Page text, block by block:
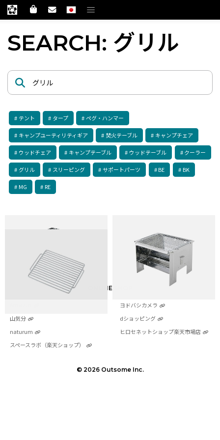
SEARCH: グリル
テント タープ ペグ・ハンマー
キャンプユーティリティギア 焚火テーブル キャンプチェア
ウッドチェア キャンプテーブル ウッドテーブル クーラー
グリル スリーピング サポートパーツ BE BK
MG RE
ONLINE SHOP
ヨドバシカメラ
山気分
dショッピング
naturum
ヒロセネットショップ楽天市場店
スペースラボ（楽天ショップ）
© 2026 Outsome Inc.